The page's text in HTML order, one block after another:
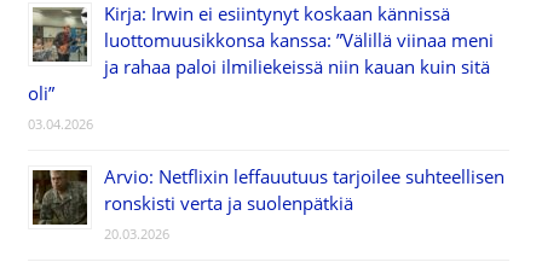
Kirja: Irwin ei esiintynyt koskaan kännissä
luottomuusikkonsa kanssa: ”Välillä viinaa meni
ja rahaa paloi ilmiliekeissä niin kauan kuin sitä
oli”
03.04.2026
Arvio: Netflixin leffauutuus tarjoilee suhteellisen
ronskisti verta ja suolenpätkiä
20.03.2026